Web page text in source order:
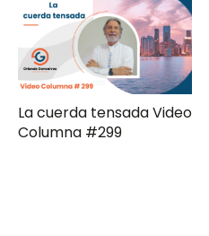
La cuerda tensada Video
Columna #299